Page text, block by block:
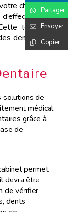
chirurgien-
un
technique
dents et de
solutions de
médical
grâce à
de
permet
devra être
de vérifier
dents
Partager
Envoyer
Copier